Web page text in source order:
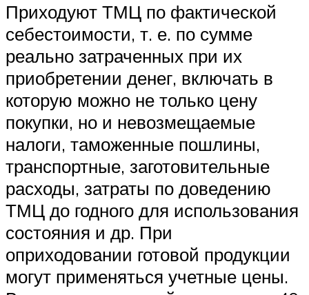
Приходуют ТМЦ по фактической
себестоимости, т. е. по сумме
реально затраченных при их
приобретении денег, включать в
которую можно не только цену
покупки, но и невозмещаемые
налоги, таможенные пошлины,
транспортные, заготовительные
расходы, затраты по доведению
ТМЦ до годного для использования
состояния и др. При
оприходовании готовой продукции
могут применяться учетные цены.